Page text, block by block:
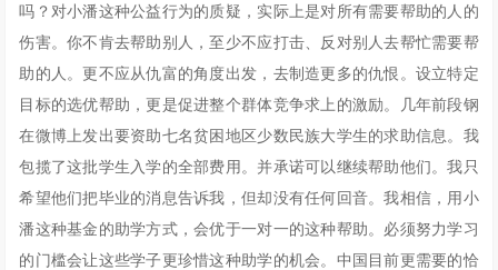
吗？对小潘这种公益行为的质疑，实际上是对所有需要帮助的人的
伤害。你不肯去帮助别人，至少不应打击、反对别人去帮忙需要帮
助的人。更不应从仇富的角度出发，去制造更多的仇恨。设立特定
目标的选优帮助，更是促进整个群体竞争求上的激励。几年前段钢
在微博上发出要资助七名贫困地区少数民族大学生的求助信息。我
包揽了这批学生入学的全部费用。并承诺可以继续帮助他们。我只
希望他们把毕业的消息告诉我，但却没有任何回音。我相信，用小
潘这种基金的助学方式，会优于一对一的这种帮助。必须努力学习
的门槛会让这些学子更珍惜这种助学的机会。中国目前更需要的恰